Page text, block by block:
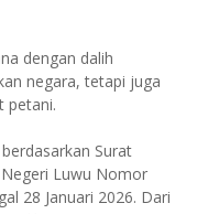
dengan dalih
negara, tetapi juga
petani.
Surat
Luwu Nomor
28 Januari 2026. Dari